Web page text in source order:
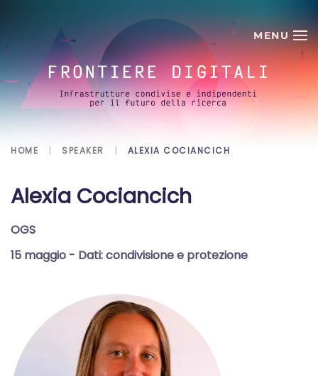
Skip to main content
HOME SPEAKER ALEXIA COCIANCICH
Alexia Cociancich
OGS
15 maggio - Dati: condivisione e protezione